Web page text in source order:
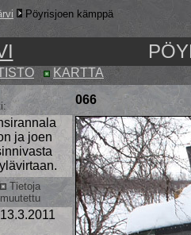
Pöyrisjoen kämppä
KARTTA
066
ja joen
Tietoja
muutettu
13.3.2011